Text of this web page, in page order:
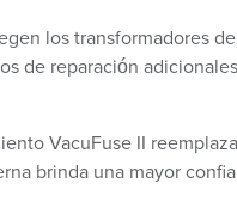
los transformadores
de reparación
VacuFuse II
brinda una mayor